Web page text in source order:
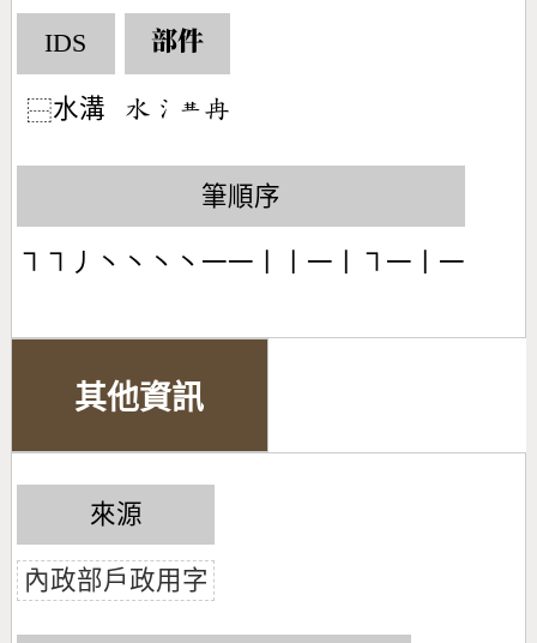
IDS
⿱水溝
部件
󶄒󶄔󶄗󶄵
筆順序
㇕㇕丿丶丶丶丶一一丨丨一丨㇕一丨一
其他資訊
來源
內政部戶政用字